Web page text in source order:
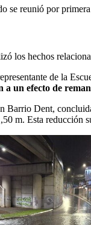
se reunió por
los hechos
de la
a un efecto de
Barrio Dent,
m. Esta reducción